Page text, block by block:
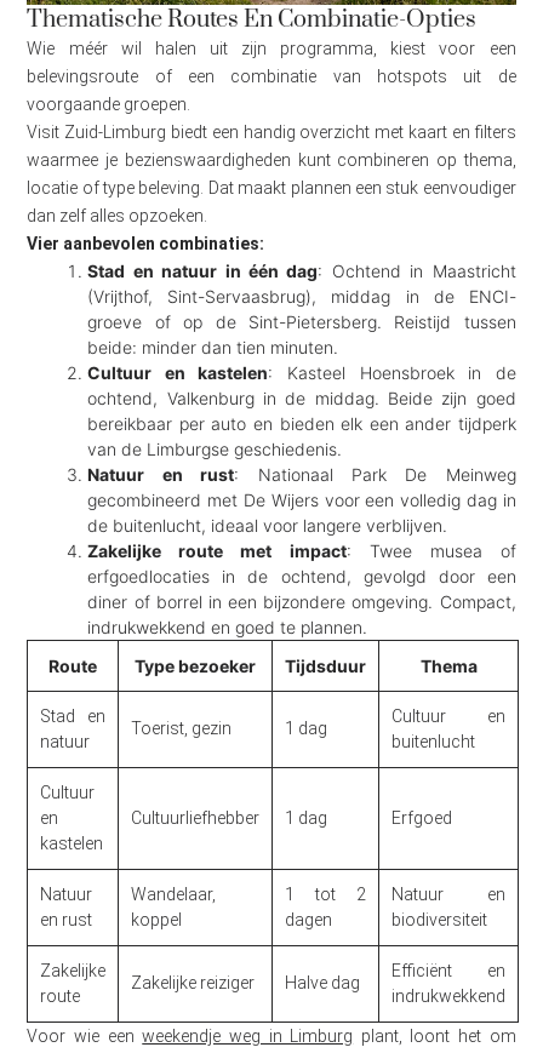
Thematische Routes En Combinatie-Opties
Wie méér wil halen uit zijn programma, kiest voor een
belevingsroute of een combinatie van hotspots uit de
voorgaande groepen.
Visit Zuid-Limburg biedt een handig overzicht met kaart en filters
waarmee je bezienswaardigheden kunt combineren op thema,
locatie of type beleving. Dat maakt plannen een stuk eenvoudiger
dan zelf alles opzoeken.
Vier aanbevolen combinaties:
Stad en natuur in één dag: Ochtend in Maastricht
(Vrijthof, Sint-Servaasbrug), middag in de ENCI-
groeve of op de Sint-Pietersberg. Reistijd tussen
beide: minder dan tien minuten.
Cultuur en kastelen: Kasteel Hoensbroek in de
ochtend, Valkenburg in de middag. Beide zijn goed
bereikbaar per auto en bieden elk een ander tijdperk
van de Limburgse geschiedenis.
Natuur en rust: Nationaal Park De Meinweg
gecombineerd met De Wijers voor een volledig dag in
de buitenlucht, ideaal voor langere verblijven.
Zakelijke route met impact: Twee musea of
erfgoedlocaties in de ochtend, gevolgd door een
diner of borrel in een bijzondere omgeving. Compact,
indrukwekkend en goed te plannen.
Route
Type bezoeker Tijdsduur Thema
Stad en
natuur
Toerist, gezin 1 dag
Cultuur en
buitenlucht
Cultuur
en
kastelen
Cultuurliefhebber 1 dag Erfgoed
Natuur
en rust
Wandelaar,
koppel
1 tot 2
dagen
Natuur en
biodiversiteit
Zakelijke
route
Zakelijke reiziger Halve dag
Efficiënt en
indrukwekkend
Voor wie eenweekendje weg in Limburg plant, loont het om